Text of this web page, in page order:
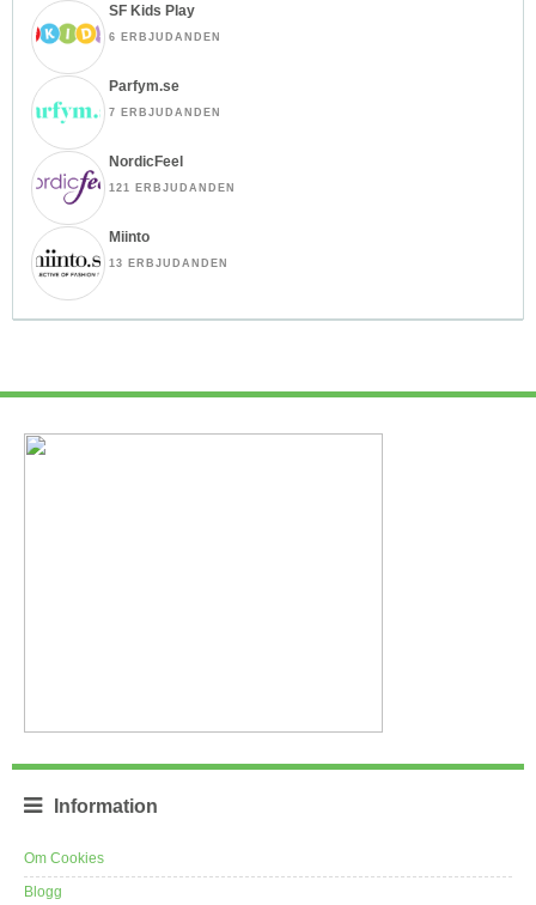
SF Kids Play
6 ERBJUDANDEN
Parfym.se
7 ERBJUDANDEN
NordicFeel
121 ERBJUDANDEN
Miinto
13 ERBJUDANDEN
Information
Om Cookies
Blogg